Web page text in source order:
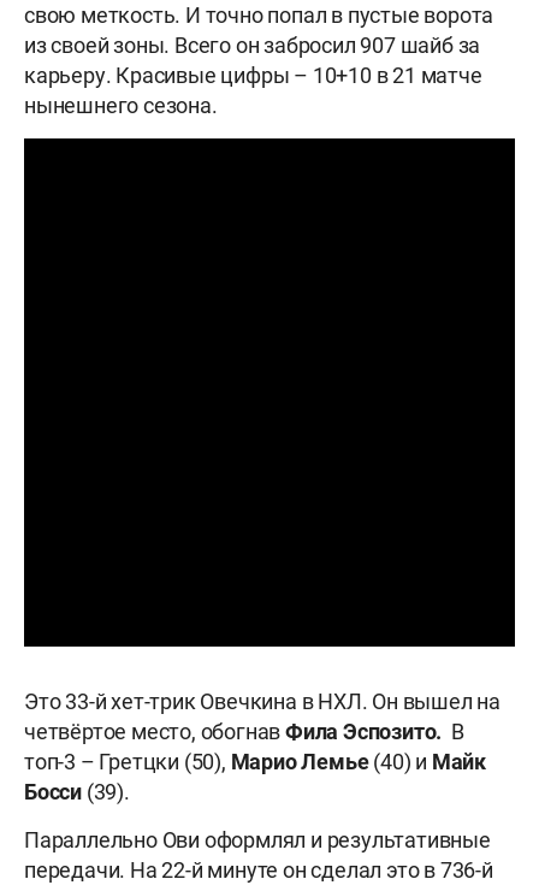
свою меткость. И точно попал в пустые ворота
из своей зоны. Всего он забросил 907 шайб за
карьеру. Красивые цифры – 10+10 в 21 матче
нынешнего сезона.
Это 33-й хет-трик Овечкина в НХЛ. Он вышел на
четвёртое место, обогнавФила Эспозито. В
топ-3 – Гретцки (50), Марио Лемье(40) и Майк
Босси (39).
Параллельно Ови оформлял и результативные
передачи. На 22-й минуте он сделал это в 736-й